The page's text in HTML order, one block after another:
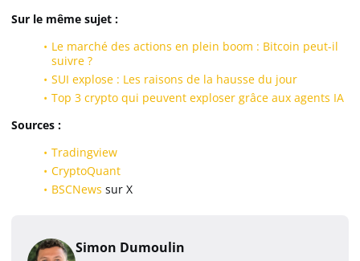
Sur le même sujet :
Le marché des actions en plein boom : Bitcoin peut-il
suivre ?
SUI explose : Les raisons de la hausse du jour
Top 3 crypto qui peuvent exploser grâce aux agents IA
Sources :
Tradingview
CryptoQuant
BSCNews sur X
Simon Dumoulin